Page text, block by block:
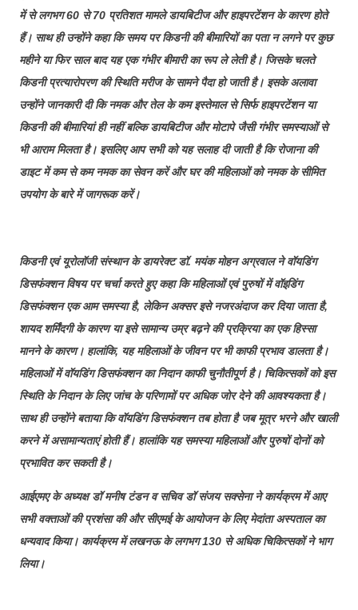
में से लगभग 60 से 70 प्रतिशत मामले डायबिटीज और हाइपरटेंशन के कारण होते
हैं। साथ ही उन्होंने कहा कि समय पर किडनी की बीमारियों का पता न लगने पर कुछ
महीने या फिर साल बाद यह एक गंभीर बीमारी का रूप ले लेती है। जिसके चलते
किडनी प्रत्यारोपरण की स्थिति मरीज के सामने पैदा हो जाती है। इसके अलावा
उन्होंने जानकारी दी कि नमक और तेल के कम इस्तेमाल से सिर्फ हाइपरटेंशन या
किडनी की बीमारियां ही नहीं बल्कि डायबिटीज और मोटापे जैसी गंभीर समस्याओं से
भी आराम मिलता है। इसलिए आप सभी को यह सलाह दी जाती है कि रोजाना की
डाइट में कम से कम नमक का सेवन करें और घर की महिलाओं को नमक के सीमित
उपयोग के बारे में जागरूक करें।
किडनी एवं यूरोलॉजी संस्थान के डायरेक्ट डॉ. मयंक मोहन अग्रवाल ने वॉयडिंग
डिसफंक्शन विषय पर चर्चा करते हुए कहा कि महिलाओं एवं पुरुषों में वॉइडिंग
डिसफंक्शन एक आम समस्या है, लेकिन अक्सर इसे नजरअंदाज कर दिया जाता है,
शायद शर्मिंदगी के कारण या इसे सामान्य उम्र बढ़ने की प्रक्रिया का एक हिस्सा
मानने के कारण। हालांकि, यह महिलाओं के जीवन पर भी काफी प्रभाव डालता है।
महिलाओं में वॉयडिंग डिसफंक्शन का निदान काफी चुनौतीपूर्ण है। चिकित्सकों को इस
स्थिति के निदान के लिए जांच के परिणामों पर अधिक जोर देने की आवश्यकता है।
साथ ही उन्होंने बताया कि वॉयडिंग डिसफंक्शन तब होता है जब मूत्र भरने और खाली
करने में असामान्यताएं होती हैं। हालांकि यह समस्या महिलाओं और पुरुषों दोनों को
प्रभावित कर सकती है।
आईएमए के अध्यक्ष डॉ मनीष टंडन व सचिव डॉ संजय सक्सेना ने कार्यक्रम में आए
सभी वक्ताओं की प्रशंसा की और सीएमई के आयोजन के लिए मेदांता अस्पताल का
धन्यवाद किया। कार्यक्रम में लखनऊ के लगभग 130 से अधिक चिकित्सकों ने भाग
लिया।